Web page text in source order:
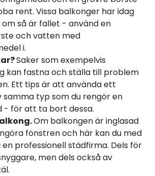
rent. Vissa balkonger har idag
om så är fallet - använd en
och vatten med
i.
Saker som exempelvis
kan fastna och ställa till problem
Ett tips är att använda ett
samma typ som du rengör en
- för att ta bort dessa.
Om balkongen är inglasad
fönstren och här kan du med
professionell städfirma. Dels för
men dels också av